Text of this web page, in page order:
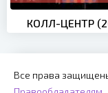
КОЛЛ-ЦЕНТР
Все права